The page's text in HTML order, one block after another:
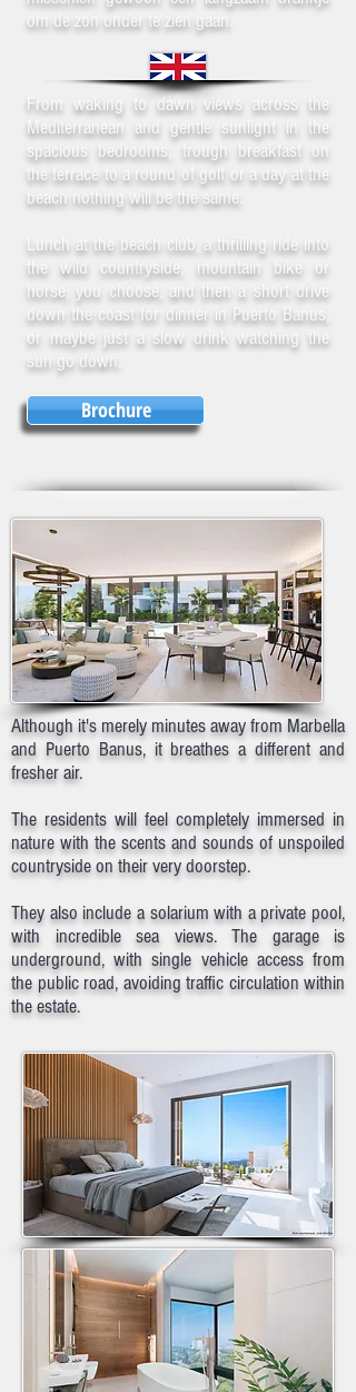
om de zon onder te zien gaan.
From waking to dawn views across the
Mediterranean and gentle sunlight in the
spacious bedrooms, trough breakfast on
the terrace to a round of golf or a day at the
beach nothing will be the same.
Lunch at the beach club, a thrilling ride into
the wild countryside, mountain bike or
horse, you choose, and then a short drive
down the coast for dinner in Puerto Banus,
or maybe just a slow drink watching the
sun go down.
Brochure
Although it's merely minutes away from Marbella
and Puerto Banus, it breathes a different and
fresher air.
The residents will feel completely immersed in
nature with the scents and sounds of unspoiled
countryside on their very doorstep.
They also include a solarium with a private pool,
with incredible sea views. The garage is
underground, with single vehicle access from
the public road, avoiding traffic circulation within
the estate.